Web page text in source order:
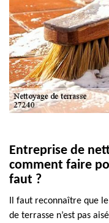
Entreprise de
comment faire
faut ?
Il faut reconnaître que
de terrasse n’est pas